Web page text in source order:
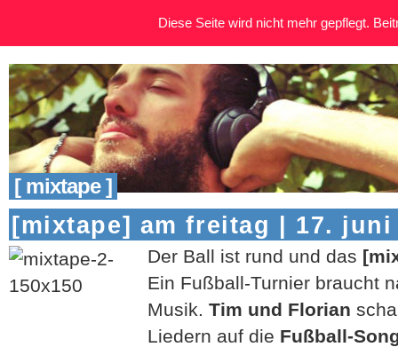
[ mixtape ]
[mixtape] am freitag | 17. juni
Der Ball ist rund und das
Ein Fußball-Turnier braucht
Musik. Tim und Florian
Liedern auf die Fußball-
Diese Seite wird nicht mehr gepflegt.